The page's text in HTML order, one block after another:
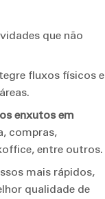
que não
fluxos físicos e
enxutos em
compras,
entre outros.
mais rápidos,
qualidade de